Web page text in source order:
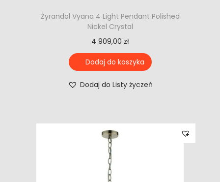
Żyrandol Vyana 4 Light Pendant Polished
Nickel Crystal
4 909,00 zł
Dodaj do koszyka
Dodaj do Listy życzeń